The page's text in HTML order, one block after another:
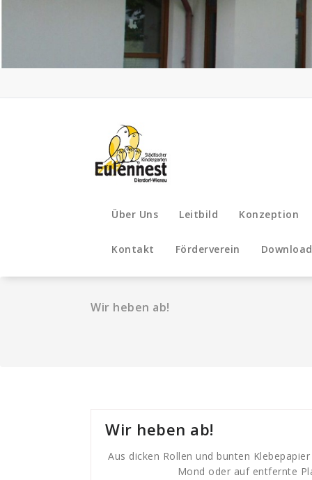
Über Uns Leitbild Konzeption
Kontakt Förderverein
Wir heben ab!
Wir heben ab!
Aus dicken Rollen und bunten
Mond oder auf entfernte